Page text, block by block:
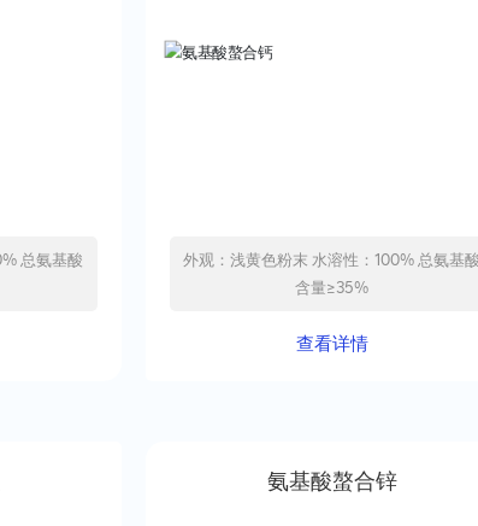
外观：浅黄色粉末 水溶性：100% 总氨基酸
含量≥35%
查看详情
氨基酸螯合锌